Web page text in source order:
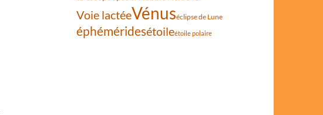
Voie lactéeVénuséclipse de Lune
éphéméridesétoileétoile polaire